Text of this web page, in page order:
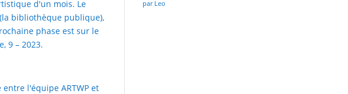
d'un mois. Le
bibliothèque publique),
phase est sur le
9 – 2023.
l'équipe ARTWP et
par Leo